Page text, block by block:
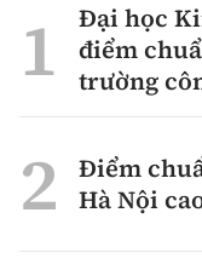
Đại học
điểm
trường
Điểm
Hà Nội